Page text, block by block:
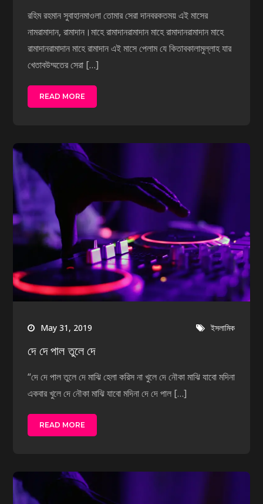
রহিম রহমান সুবাহানমাওলা তোমার সেরা দানবরকতময় এই মাসের
নামরামাদান, রামাদান।মাহে রামাদানরামাদান মাহে রামাদানরামাদান মাহে
রামাদানরামাদান মাহে রামাদান এই মাসে পেলাম যে কিতাবকালামুল্লাহ যার
খেতাবউম্মতের সেরা […]
READ MORE
May 31, 2019 ইসলামিক
দে দে পাল তুলে দে
“দে দে পাল তুলে দে মাঝি হেলা করিস না খুলে দে নৌকা মাঝি যাবো মদিনা
একবার খুলে দে নৌকা মাঝি যাবো মদিনা দে দে পাল […]
READ MORE